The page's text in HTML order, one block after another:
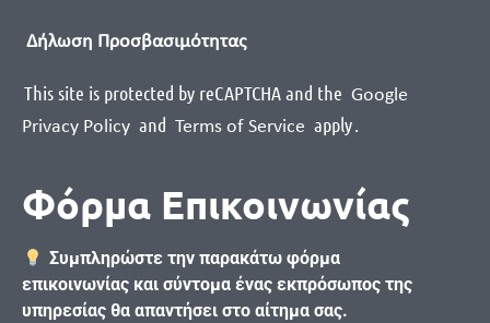
Δήλωση Προσβασιμότητας
This site is protected by reCAPTCHA and the Google
Privacy Policy and Terms of Service apply.
Φόρμα Επικοινωνίας
Συμπληρώστε την παρακάτω φόρμα
επικοινωνίας και σύντομα ένας εκπρόσωπος της
υπηρεσίας θα απαντήσει στο αίτημα σας.